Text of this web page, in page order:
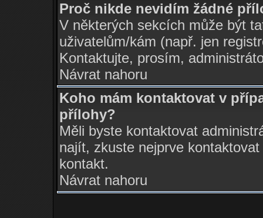
Proč nikde nevidím žádné
V některých sekcích může být
uživatelům/kám (např. jen
Kontaktujte, prosím,
Návrat nahoru
Koho mám kontaktovat v
přílohy?
Měli byste kontaktovat
najít, zkuste nejprve
kontakt.
Návrat nahoru